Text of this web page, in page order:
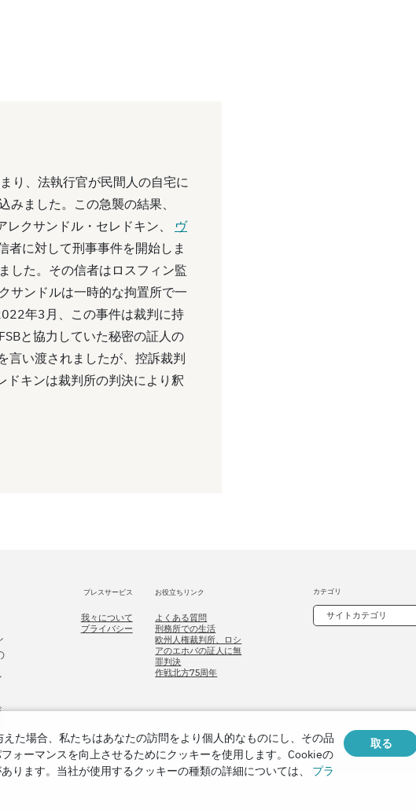
り、法執行官が民間人の自宅に
ました。この急襲の結果、
クサンドル・セレドキン、
ヴ
者に対して刑事事件を開始しま
した。その信者はロスフィン監
サンドルは一時的な拘置所で一
年3月、この事件は裁判に持
と協力していた秘密の証人の
言い渡されましたが、控訴裁判
キンは裁判所の判決により釈
プレスサービス
我々について
プライバシー
お役立ちリンク
よくある質問
刑務所での生活
欧州人権裁判所、ロシ
アのエホバの証人に無
罪判決
作戦北方75周年
カテゴリ
サイトカテゴリ
た場合、私たちはあなたの訪問をより個人的なものにし、その品
ォーマンスを向上させるためにクッキーを使用します。Cookieの
ります。当社が使用するクッキーの種類の詳細については、 プラ
取る